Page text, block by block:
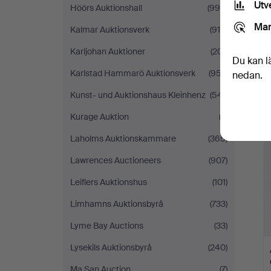
Höörs Auktionshall
(995)
Kalmar Auktionsverk
(916)
Karljohan Auktioner
(201)
Karlstad Hammarö Auktionsverk
(957)
Kunst- und Auktionshaus Kleinhenz (541)
Kurage Auktion
(2)
Laholms Auktionskammare
(365)
Lawrences Auctioneers
(907)
Leiflers Auktionshus
(101)
Limhamns Auktionsbyrå
(733)
Lyme Bay Auctions
(33)
Lysekils Auktionsbyrå
(240)
Du kan
nedan.